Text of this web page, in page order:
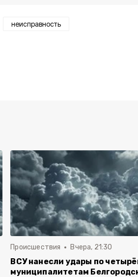
неисправность
Происшествия Вчера, 21:30
ВСУ нанесли удары по
муниципалитетам